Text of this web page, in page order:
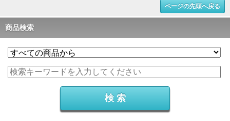
ページの先頭へ戻る
商品検索